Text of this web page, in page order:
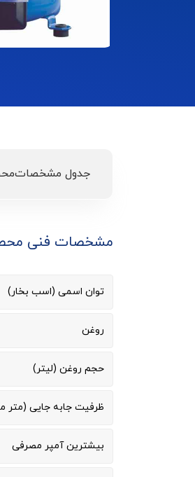
جدول مشخصات
مشخصات فنی
توان اسمی (اسب بخار)
روغن
حجم روغن (لیتر)
ظرفیت جابه جایی
بیشترین آمپر مصرفی